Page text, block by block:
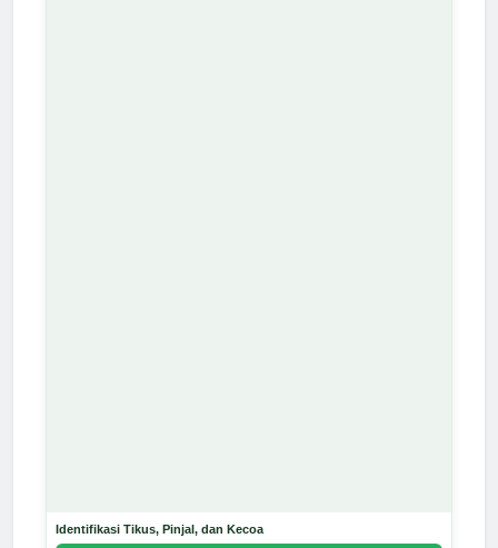
Identifikasi Tikus, Pinjal, dan Kecoa